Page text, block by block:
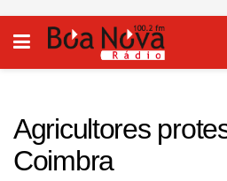
Agricultores
Coimbra